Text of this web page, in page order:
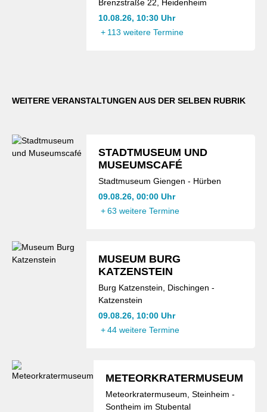
Brenzstraße 22, Heidenheim
10.08.26, 10:30 Uhr
+ 113 weitere Termine
WEITERE VERANSTALTUNGEN AUS DER SELBEN RUBRIK
STADTMUSEUM UND
MUSEUMSCAFÉ
Stadtmuseum Giengen - Hürben
09.08.26, 00:00 Uhr
+ 63 weitere Termine
MUSEUM BURG
KATZENSTEIN
Burg Katzenstein, Dischingen -
Katzenstein
09.08.26, 10:00 Uhr
+ 44 weitere Termine
METEORKRATERMUSEUM
Meteorkratermuseum, Steinheim -
Sontheim im Stubental